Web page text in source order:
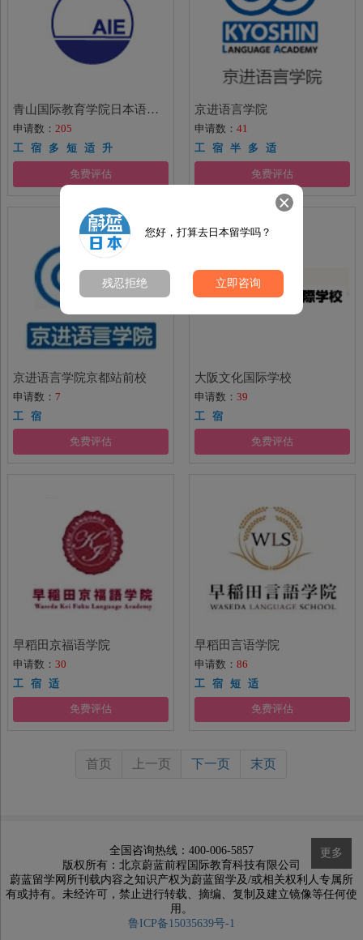
青山国际教育学院日本语中心
申请数：205
工 宿 多 短 适 升
免费评估
京进语言学院
申请数：41
工 宿 半 多 适
免费评估
京进语言学院京都站前校
申请数： 7
工 宿
免费评估
大阪文化国际学校
申请数：39
工 宿
免费评估
早稻田京福语学院
申请数：30
工 宿 适
免费评估
早稻田言语学院
申请数：86
工 宿 短 适
免费评估
首页 上一页 下一页 末页
更多
您好，打算去日本留学吗？
残忍拒绝 立即咨询
全国咨询热线：400-006-5857
版权所有：北京蔚蓝前程国际教育科技有限公司
蔚蓝留学网所刊载内容之知识产权为蔚蓝留学及/或相关权利人专属所
有或持有。未经许可，禁止进行转载、摘编、复制及建立镜像等任何使
用。
鲁ICP备15035639号-1